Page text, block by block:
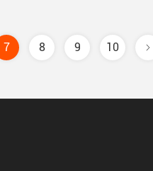
7 8 9 10